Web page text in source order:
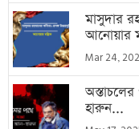
মাসুদার
আনোয়ার
Mar 24,
হারুন...